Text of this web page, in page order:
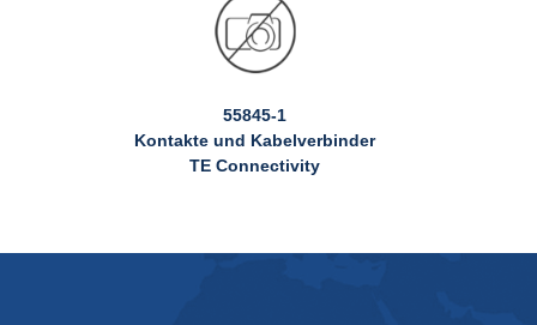
55845-1
Kontakte und Kabelverbinder
TE Connectivity